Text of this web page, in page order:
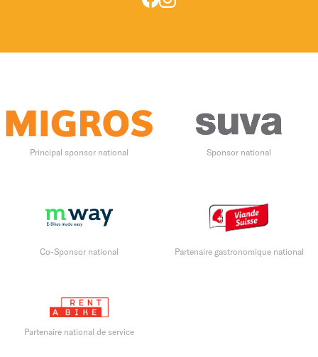
Principal sponsor national Sponsor national
Co-Sponsor national Partenaire gastronomique national
Partenaire national de service